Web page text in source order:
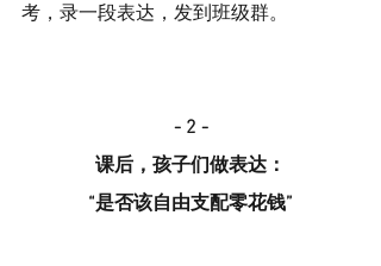
考，录一段表达，发到班级群。
- 2 -
课后，孩子们做表达：
“是否该自由支配零花钱”